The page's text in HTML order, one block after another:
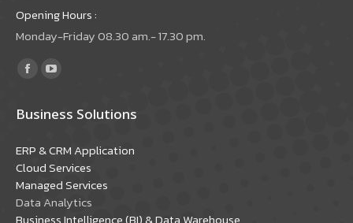
Opening Hours :
Monday-Friday 08.30 am.- 17.30 pm.
Find us on:
Facebook
opens
new
window
YouTube
opens
new
window
Business Solutions
ERP & CRM Application
Cloud Services
Managed Services
Data Analytics